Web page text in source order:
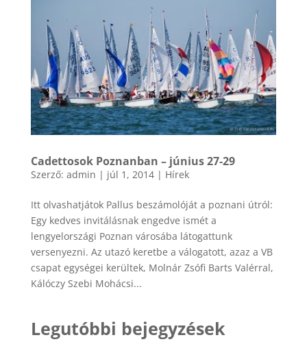
Cadettosok Poznanban – június 27-29
Szerző: admin | júl 1, 2014| Hírek
Itt olvashatjátok Pallus beszámolóját a poznani útról:
Egy kedves invitálásnak engedve ismét a
lengyelországi Poznan városába látogattunk
versenyezni. Az utazó keretbe a válogatott, azaz a VB
csapat egységei kerültek, Molnár Zsófi Barts Valérral,
Kálóczy Szebi Mohácsi...
Legutóbbi bejegyzések